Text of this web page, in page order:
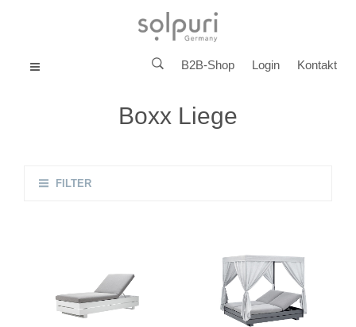
MENU B2B-Shop Login Kontakt
Boxx Liege
FILTER